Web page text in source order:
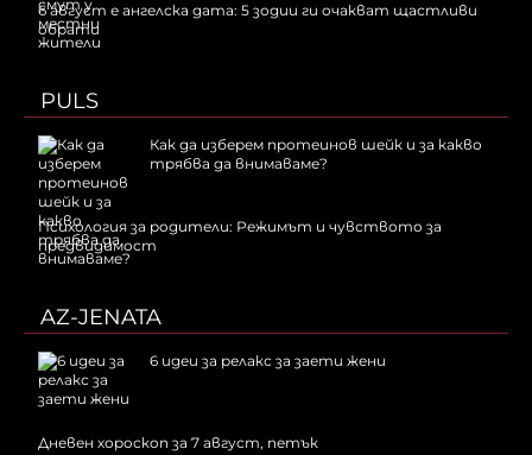
6 август е ангелска дата: 5 зодии ги очакват щастливи
обрати
PULS
Как да изберем протеинов шейк и за какво
трябва да внимаваме?
Психология за родители: Режимът и чувството за
предвидимост
AZ-JENATA
6 идеи за релакс за заети жени
Дневен хороскоп за 7 август, петък